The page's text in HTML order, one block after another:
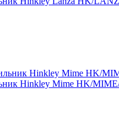
Hinkley Mime HK/